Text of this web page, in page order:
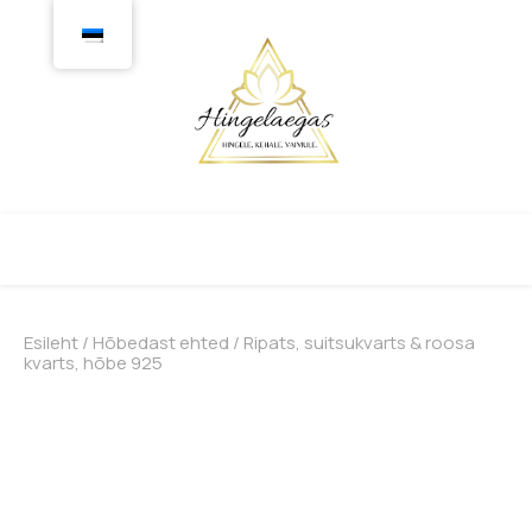
Esileht/ Hõbedast ehted / Ripats, suitsukvarts & roosa
kvarts, hõbe 925